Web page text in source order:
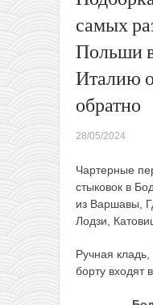
самых
Польши
Италию
обратно
28/05/2024
Чартерные
стыковок в
из Варшавы,
Лодзи,
Ручная
борту входят